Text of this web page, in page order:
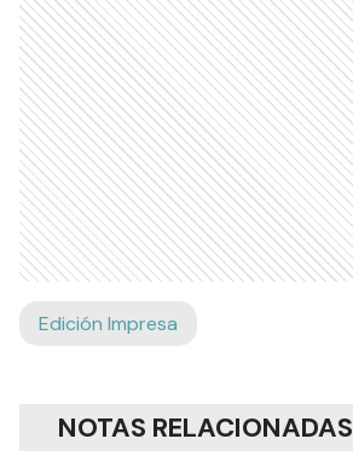
Edición Impresa
NOTAS RELACIONADAS